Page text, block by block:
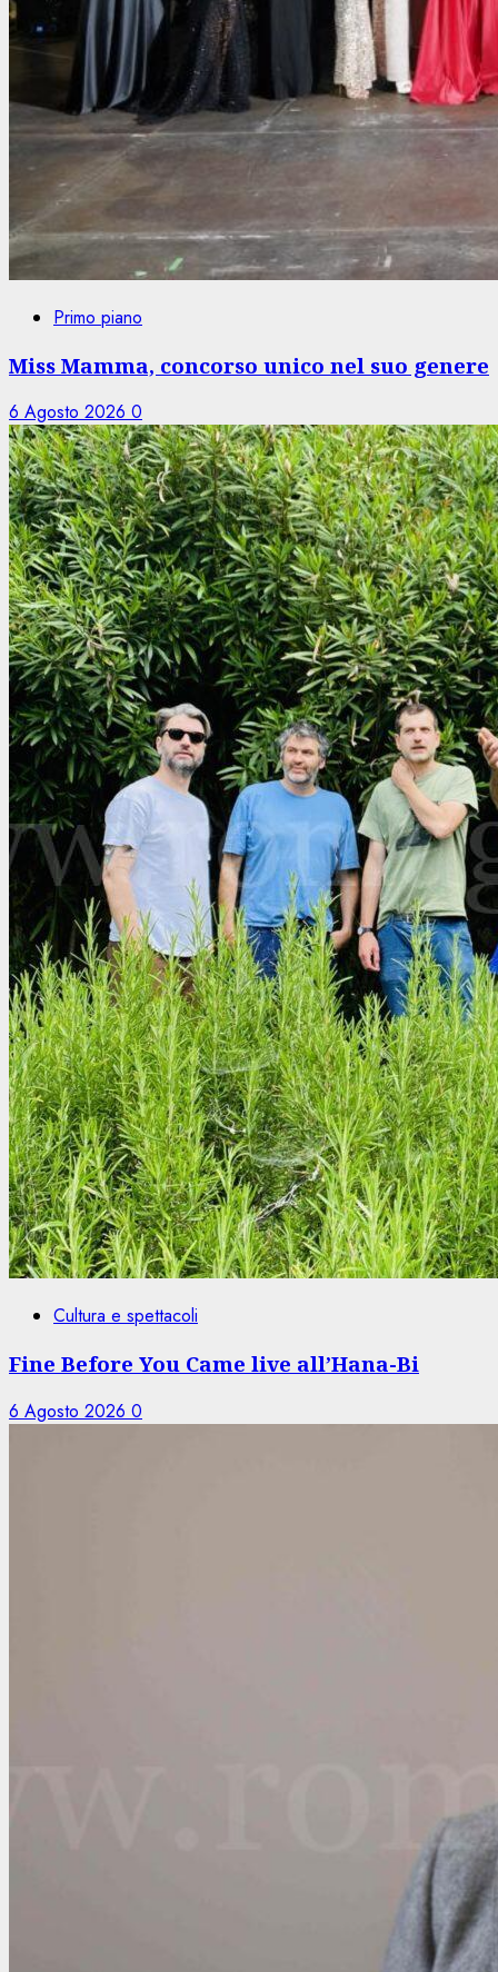
Primo piano
Miss Mamma, concorso unico nel suo genere
6 Agosto 2026 0
Cultura e spettacoli
Fine Before You Came live all’Hana-Bi
6 Agosto 2026 0